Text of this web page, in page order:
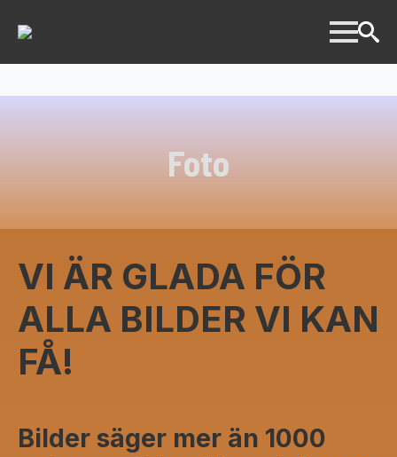
Foto
VI ÄR GLADA FÖR
ALLA BILDER VI KAN
FÅ!
Bilder säger mer än 1000